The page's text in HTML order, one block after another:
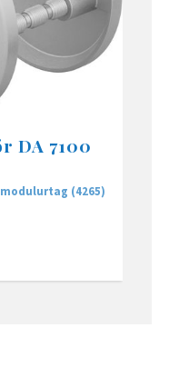
DA 7100
(4265)